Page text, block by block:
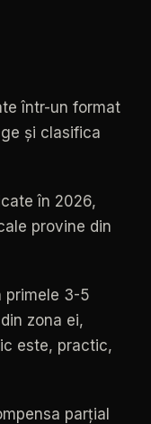
într-un format
și clasifica
în 2026,
provine din
primele 3-5
din zona ei,
este, practic,
parțial